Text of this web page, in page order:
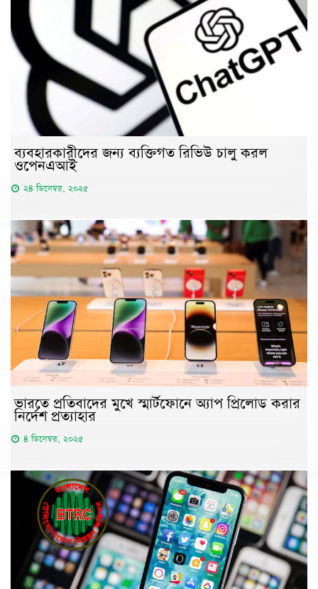
ব্যবহারকারীদের জন্য ব্যক্তিগত রিভিউ চালু করল
ওপেনএআই
২৪ ডিসেম্বর, ২০২৫
ভারতে প্রতিবাদের মুখে স্মার্টফোনে অ্যাপ প্রিলোড করার
নির্দেশ প্রত্যাহার
৪ ডিসেম্বর, ২০২৫